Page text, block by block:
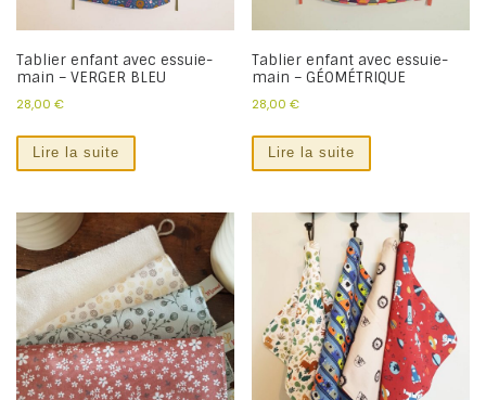
Tablier enfant avec essuie-
main – VERGER BLEU
28,00 €
Lire la suite
Tablier enfant avec essuie-
main – GÉOMÉTRIQUE
28,00€
Lire la suite